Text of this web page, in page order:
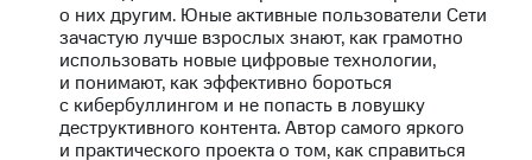
погашении
именных
облигаций
Другое
Регистратор
Реквизиты
о них другим. Юные активные пользователи Сети
зачастую лучше взрослых знают, как грамотно
использовать новые цифровые технологии,
и понимают, как эффективно бороться
с кибербуллингом и не попасть в ловушку
деструктивного контента. Автор самого яркого
и практического проекта о том, как справиться